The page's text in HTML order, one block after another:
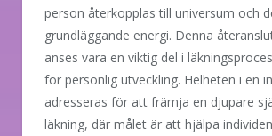
person återkopplas till universum och
grundläggande energi. Denna
anses vara en viktig del i
för personlig utveckling. Helheten i en
adresseras för att främja en djupare
läkning, där målet är att hjälpa